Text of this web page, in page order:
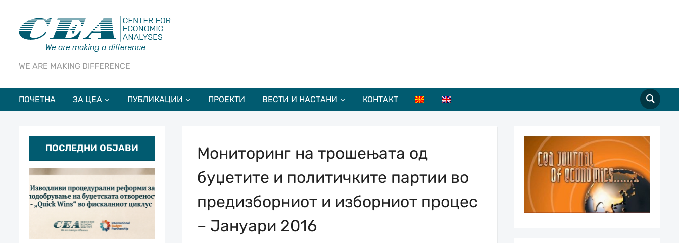
WE ARE MAKING DIFFERENCE
ПОЧЕТНА ЗА ЦЕА ПУБЛИКАЦИИ ПРОЕКТИ ВЕСТИ И НАСТАНИ КОНТАКТ
ПОСЛЕДНИ ОБЈАВИ
Мониторинг на трошењата од
буџетите и политичките партии во
предизборниот и изборниот процес
– Јануари 2016